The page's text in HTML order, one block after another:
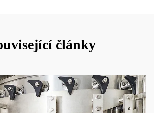
články